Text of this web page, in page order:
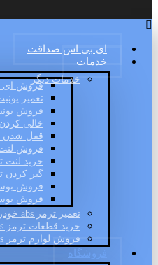
ای بی اس صداقت
خدمات
خدمات دیگر
فروش ای
تعمیر
فروش
خالی
قفل شدن
فروش لنت
خرید لنت
گیر کردن
فروش
فروش
تعمیر ترمز abs خودرو
خرید قطعات ترمز abs خودرو
فروش لوازم ترمز abs خودرو
فروشگاه